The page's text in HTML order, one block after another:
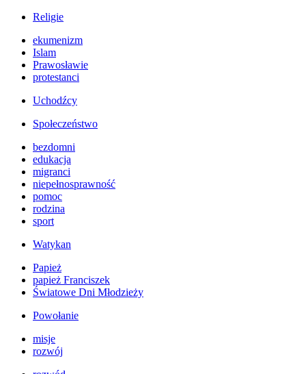
Religie
ekumenizm
Islam
Prawosławie
protestanci
Uchodźcy
Społeczeństwo
bezdomni
edukacja
migranci
niepełnosprawność
pomoc
rodzina
sport
Watykan
Papież
papież Franciszek
Światowe Dni Młodzieży
Powołanie
misje
rozwój